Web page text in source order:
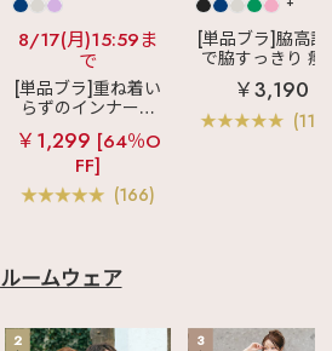
8/17(月)15:59ま
で
[単品ブラ]重ね着い
らずのインナーブ
ラ
リッチバスト
ブラトップ (ワイヤ
ー入り)
￥1,299 [64％O
FF]
(166)
[単品ブラ]脇高設
で脇すっきり 痩
見えブラ
カシ
クールレース脇
ブラ(R) 単品ブラ
ャー
￥3,190
ルームウェア
2 3